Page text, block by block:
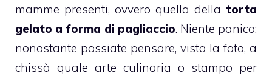
mamme presenti, ovvero quella della torta
gelato a forma di pagliaccio. Niente panico:
nonostante possiate pensare, vista la foto, a
chissà quale arte culinaria o stampo per